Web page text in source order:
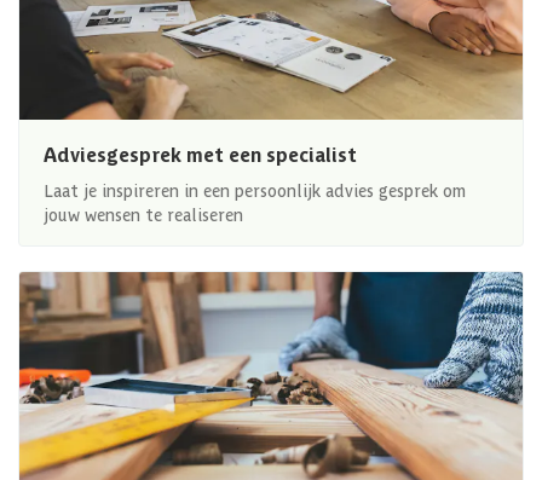
Adviesgesprek met een specialist
Laat je inspireren in een persoonlijk advies gesprek om
jouw wensen te realiseren